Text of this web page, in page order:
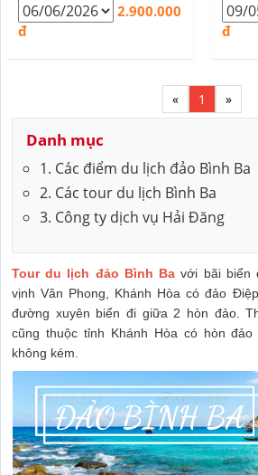
2.900.000
đ
đ
« 1 »
Danh mục
1. Các điểm du lịch đảo Bình Ba
2. Các tour du lịch Bình Ba
3. Công ty dịch vụ Hải Đăng
Tour du lịch đảo Bình Ba với bãi biển
vịnh Vân Phong, Khánh Hòa có đảo
đường xuyên biển đi giữa 2 hòn đảo.
cũng thuộc tỉnh Khánh Hòa có hòn
không kém.